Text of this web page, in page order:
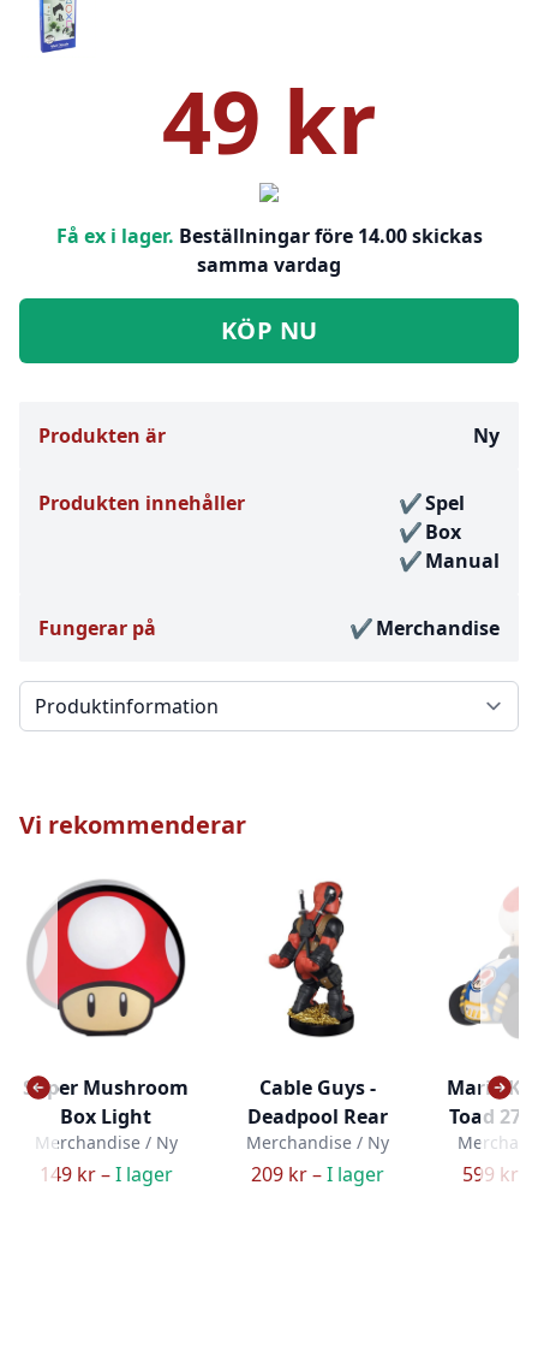
49 kr
Få ex i lager. Beställningar före 14.00 skickas
samma vardag
KÖP NU
Produkten är Ny
Produkten innehåller
Spel
Box
Manual
Fungerar på Merchandise
Välj en flik
Vi rekommenderar
Super Mushroom
Box Light
Merchandise / Ny
149 kr –I lager
Cable Guys -
Deadpool Rear
Merchandise / Ny
209 kr –I lager
Mario
Toad
599 kr –